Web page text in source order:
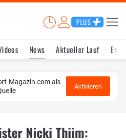
PLUS
News Aktueller Lauf
Magazin.com als
Aktivieren
Nicki Thiim: